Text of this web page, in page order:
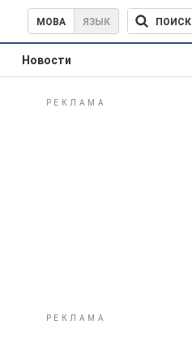
МОВА ЯЗЫК ПОИСК
Новости